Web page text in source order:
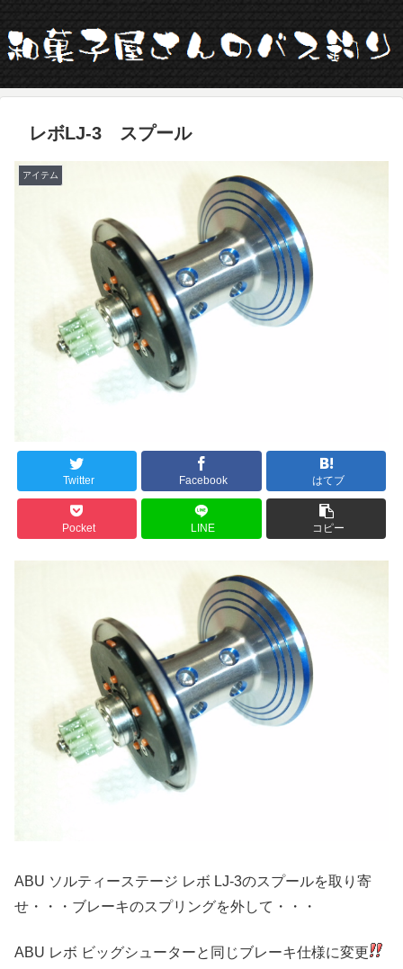
レボLJ-3 スプール
アイテム
Twitter Facebook はてブ
Pocket LINE コピー
ABU ソルティーステージ レボ LJ-3のスプールを取り寄
せ・・・ブレーキのスプリングを外して・・・
ABU レボ ビッグシューターと同じブレーキ仕様に変更